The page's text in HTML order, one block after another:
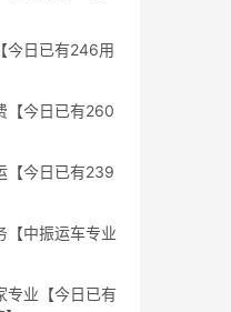
今日已有246用
【今日已有260
【今日已有239
【中振运车专业
专业【今日已有